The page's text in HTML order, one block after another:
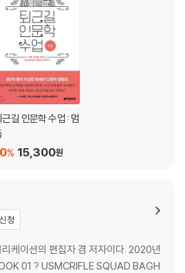
근길 인문학 수업 : 멈
15,300원
%
청
케이션의 편집자 겸 저자이다. 2020년
01 ? USMCRIFLE SQUAD BAGH